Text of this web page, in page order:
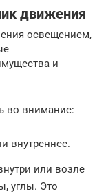
движения
освещением,
и
во внимание:
внутреннее.
или возле
углы. Это